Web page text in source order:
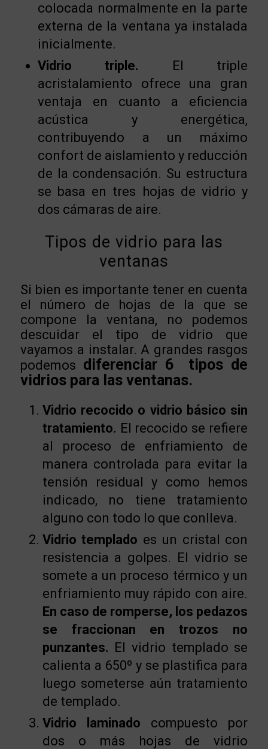
colocada normalmente en la parte
externa de la ventana ya instalada
inicialmente.
Vidrio triple. El triple
acristalamiento ofrece una gran
ventaja en cuanto a eficiencia
acústica y energética,
contribuyendo a un máximo
confort de aislamiento y reducción
de la condensación. Su estructura
se basa en tres hojas de vidrio y
dos cámaras de aire.
Tipos de vidrio para las
ventanas
Si bien es importante tener en cuenta
el número de hojas de la que se
compone la ventana, no podemos
descuidar el tipo de vidrio que
vayamos a instalar. A grandes rasgos
podemos diferenciar 6 tipos de
vidrios para las ventanas.
Vidrio recocido o vidrio básico sin
tratamiento. El recocido se refiere
al proceso de enfriamiento de
manera controlada para evitar la
tensión residual y como hemos
indicado, no tiene tratamiento
alguno con todo lo que conlleva.
Vidrio templado es un cristal con
resistencia a golpes. El vidrio se
somete a un proceso térmico y un
enfriamiento muy rápido con aire.
En caso de romperse, los pedazos
se fraccionan en trozos no
punzantes. El vidrio templado se
calienta a 650º y se plastifica para
luego someterse aún tratamiento
de templado.
Vidrio laminado compuesto por
dos o más hojas de vidrio